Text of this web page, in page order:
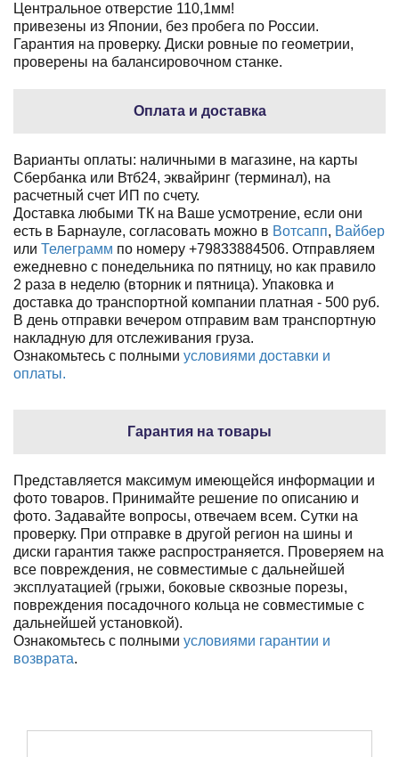
Центральное отверстие 110,1мм!
привезены из Японии, без пробега по России.
Гарантия на проверку. Диски ровные по геометрии,
проверены на балансировочном станке.
Оплата и доставка
Варианты оплаты: наличными в магазине, на карты
Сбербанка или Втб24, эквайринг (терминал), на
расчетный счет ИП по счету.
Доставка любыми ТК на Ваше усмотрение, если они
есть в Барнауле, согласовать можно в Вотсапп, Вайбер
или Телеграмм по номеру +79833884506. Отправляем
ежедневно с понедельника по пятницу, но как правило
2 раза в неделю (вторник и пятница). Упаковка и
доставка до транспортной компании платная - 500 руб.
В день отправки вечером отправим вам транспортную
накладную для отслеживания груза.
Ознакомьтесь с полными условиями доставки и
оплаты.
Гарантия на товары
Представляется максимум имеющейся информации и
фото товаров. Принимайте решение по описанию и
фото. Задавайте вопросы, отвечаем всем. Сутки на
проверку. При отправке в другой регион на шины и
диски гарантия также распространяется. Проверяем на
все повреждения, не совместимые с дальнейшей
эксплуатацией (грыжи, боковые сквозные порезы,
повреждения посадочного кольца не совместимые с
дальнейшей установкой).
Ознакомьтесь с полными условиями гарантии и
возврата.